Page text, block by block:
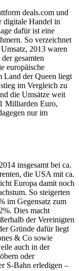
deals.com und
digitale Handel in
dafür ist eine
So verzeichnet
2013 waren
gesamten
europäische
Land der Queen liegt
im Vergleich zu
die Umsätze weit
Milliarden Euro,
nur im
insgesamt bei ca.
die USA mit ca.
Europa damit noch
So steigerten
im Gegensatz zum
Dies macht
der Vereinigten
Gründe dafür liegt
& Co sowie
auch in der
oder
S-Bahn erledigen –